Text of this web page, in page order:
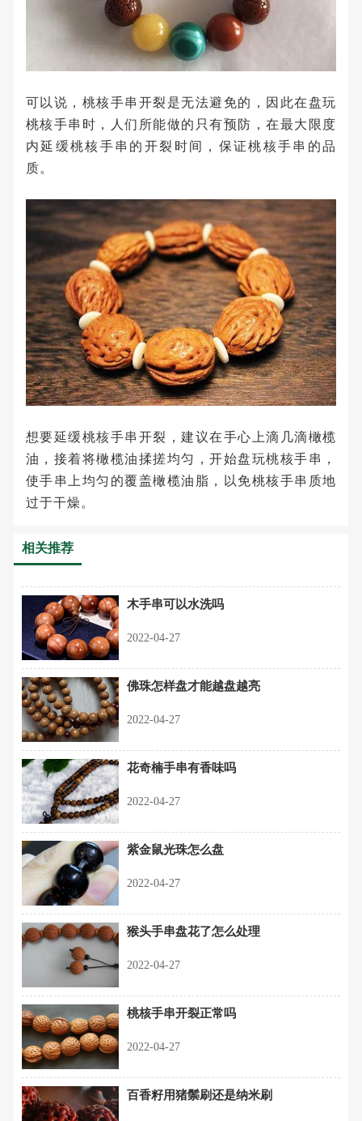
可以说，桃核手串开裂是无法避免的，因此在盘玩
桃核手串时，人们所能做的只有预防，在最大限度
内延缓桃核手串的开裂时间，保证桃核手串的品
质。
想要延缓桃核手串开裂，建议在手心上滴几滴橄榄
油，接着将橄榄油揉搓均匀，开始盘玩桃核手串，
使手串上均匀的覆盖橄榄油脂，以免桃核手串质地
过于干燥。
相关推荐
木手串可以水洗吗
2022-04-27
佛珠怎样盘才能越盘越亮
2022-04-27
花奇楠手串有香味吗
2022-04-27
紫金鼠光珠怎么盘
2022-04-27
猴头手串盘花了怎么处理
2022-04-27
桃核手串开裂正常吗
2022-04-27
百香籽用猪鬃刷还是纳米刷